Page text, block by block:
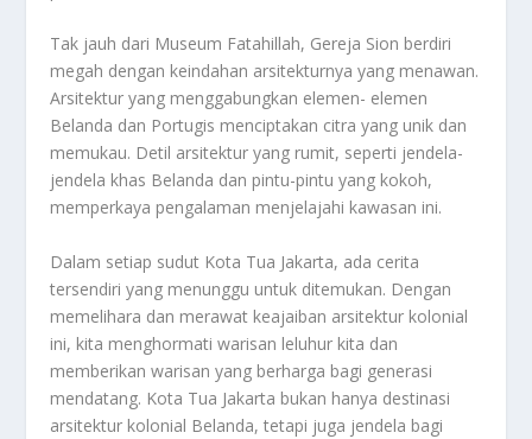
Tak jauh dari Museum Fatahillah, Gereja Sion berdiri
megah dengan keindahan arsitekturnya yang menawan.
Arsitektur yang menggabungkan elemen- elemen
Belanda dan Portugis menciptakan citra yang unik dan
memukau. Detil arsitektur yang rumit, seperti jendela-
jendela khas Belanda dan pintu-pintu yang kokoh,
memperkaya pengalaman menjelajahi kawasan ini.
Dalam setiap sudut Kota Tua Jakarta, ada cerita
tersendiri yang menunggu untuk ditemukan. Dengan
memelihara dan merawat keajaiban arsitektur kolonial
ini, kita menghormati warisan leluhur kita dan
memberikan warisan yang berharga bagi generasi
mendatang. Kota Tua Jakarta bukan hanya destinasi
arsitektur kolonial Belanda, tetapi juga jendela bagi